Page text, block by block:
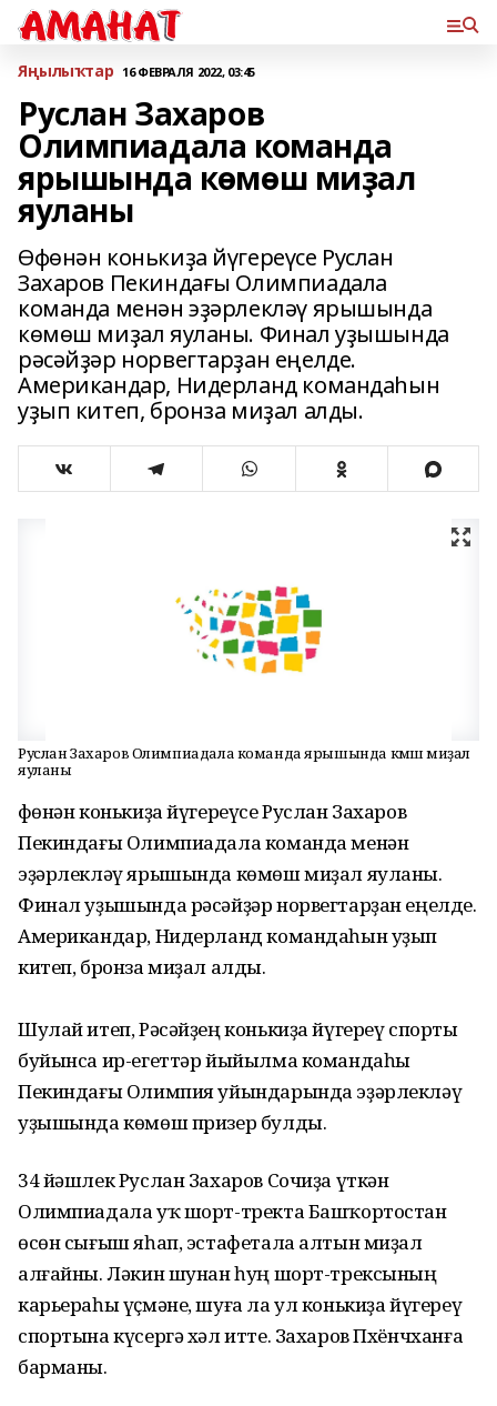
Яңылыҡтар 16 ФЕВРАЛЯ 2022, 03:45
Руслан Захаров
Олимпиадала команда
ярышында көмөш миҙал
яуланы
Өфөнән конькиҙа йүгереүсе Руслан
Захаров Пекиндағы Олимпиадала
команда менән эҙәрлекләү ярышында
көмөш миҙал яуланы. Финал уҙышында
рәсәйҙәр норвегтарҙан еңелде.
Американдар, Нидерланд командаһын
уҙып китеп, бронза миҙал алды.
Руслан Захаров Олимпиадала команда ярышында көмөш миҙал
яуланы
Өфөнән конькиҙа йүгереүсе Руслан Захаров
Пекиндағы Олимпиадала команда менән
эҙәрлекләү ярышында көмөш миҙал яуланы.
Финал уҙышында рәсәйҙәр норвегтарҙан еңелде.
Американдар, Нидерланд командаһын уҙып
китеп, бронза миҙал алды.
Шулай итеп, Рәсәйҙең конькиҙа йүгереү спорты
буйынса ир-егеттәр йыйылма командаһы
Пекиндағы Олимпия уйындарында эҙәрлекләү
уҙышында көмөш призер булды.
34 йәшлек Руслан Захаров Сочиҙа үткән
Олимпиадала уҡ шорт-тректа Башҡортостан
өсөн сығыш яһап, эстафетала алтын миҙал
алғайны. Ләкин шунан һуң шорт-трексының
карьераһы үҫмәне, шуға ла ул конькиҙа йүгереү
спортына күсергә хәл итте. Захаров Пхёнчханға
барманы.